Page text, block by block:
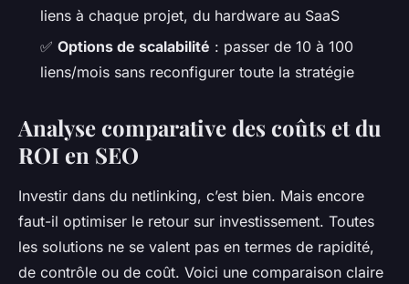
liens à chaque projet, du hardware au SaaS
✅ Options de scalabilité : passer de 10 à 100
liens/mois sans reconfigurer toute la stratégie
Analyse comparative des coûts et du
ROI en SEO
Investir dans du netlinking, c’est bien. Mais encore
faut-il optimiser le retour sur investissement. Toutes
les solutions ne se valent pas en termes de rapidité,
de contrôle ou de coût. Voici une comparaison claire